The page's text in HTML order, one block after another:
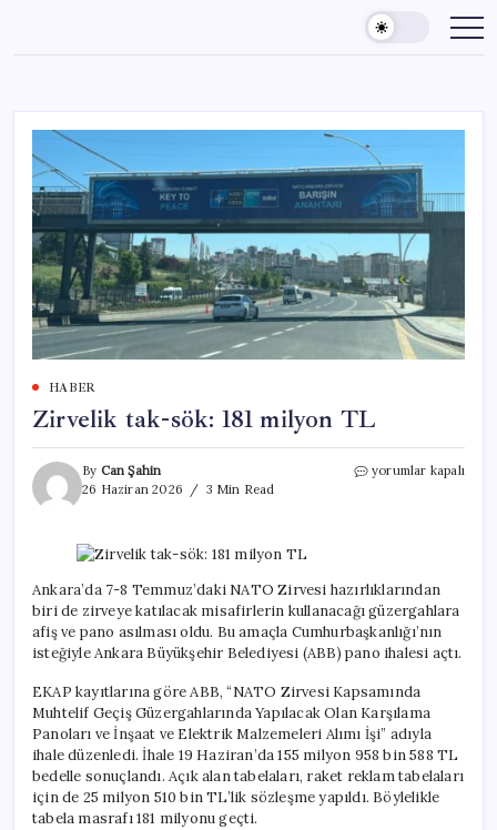
content
HABER
Zirvelik tak-sök: 181 milyon TL
By Can Şahin
26 Haziran 2026
3 Min Read
Zirvelik
için
yorumlar kapalı
Ankara’da 7-8 Temmuz’daki NATO Zirvesi hazırlıklarından
biri de zirveye katılacak misafirlerin kullanacağı güzergahlara
afiş ve pano asılması oldu. Bu amaçla Cumhurbaşkanlığı’nın
isteğiyle Ankara Büyükşehir Belediyesi (ABB) pano ihalesi açtı.
EKAP kayıtlarına göre ABB, “NATO Zirvesi Kapsamında
Muhtelif Geçiş Güzergahlarında Yapılacak Olan Karşılama
Panoları ve İnşaat ve Elektrik Malzemeleri Alımı İşi” adıyla
ihale düzenledi. İhale 19 Haziran’da 155 milyon 958 bin 588 TL
bedelle sonuçlandı. Açık alan tabelaları, raket reklam tabelaları
için de 25 milyon 510 bin TL’lik sözleşme yapıldı. Böylelikle
tabela masrafı 181 milyonu geçti.